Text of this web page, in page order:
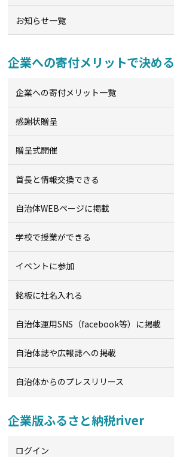
お知らせ一覧
企業への寄付メリットで決める
企業への寄付メリット一覧
感謝状贈呈
贈呈式開催
首長と情報交換できる
自治体WEBページに掲載
学校で授業ができる
イベントに参加
銘板に社名入れる
自治体運用SNS（facebook等）に掲載
自治体誌や広報誌への掲載
自治体からのプレスリリース
企業版ふるさと納税river
ログイン